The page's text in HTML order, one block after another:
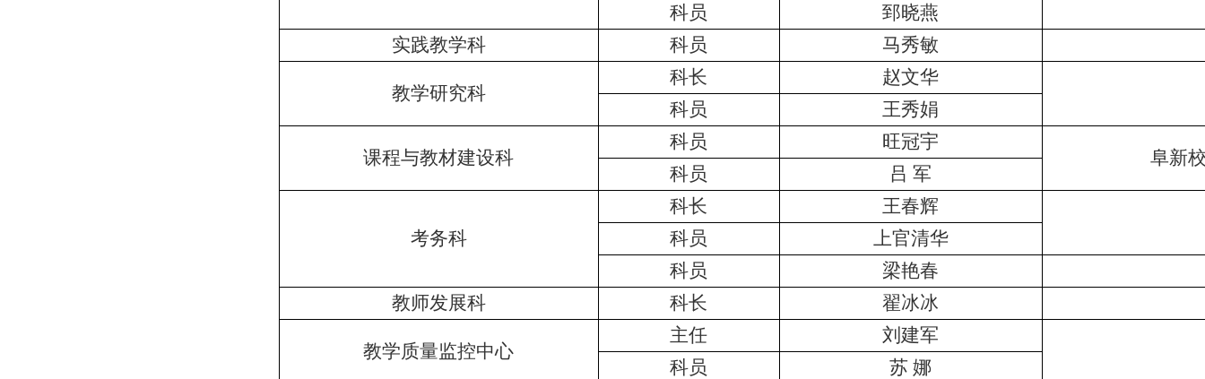
科员
郅晓燕
实践教学科
科员 马秀敏
教学研究科
科长
赵文华
科员
王秀娟
课程与教材建设科
科员 旺冠宇
阜新
科员 吕 军
考务科
科长
王春辉
科员
上官清华
科员
梁艳春
教师发展科
科长 翟冰冰
教学质量监控中心
主任
刘建军
科员
苏 娜